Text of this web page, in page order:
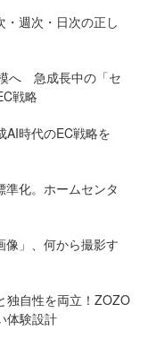
・週次・日次の正し
へ 急成長中の「セ
戦略
AI時代のEC戦略を
化。ホームセンタ
像」、何から撮影す
独自性を両立！ZOZO
体験設計